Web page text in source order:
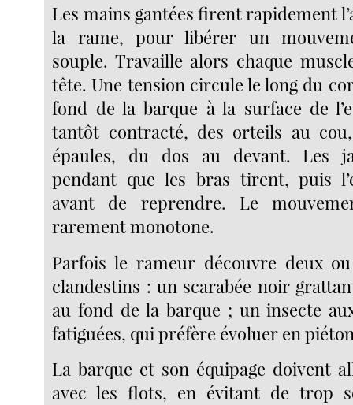
Les mains gantées firent rapidement
la rame, pour libérer un
souple. Travaille alors chaque
tête. Une tension circule le long du
fond de la barque à la surface de
tantôt contracté, des orteils au
épaules, du dos au devant. Les
pendant que les bras tirent, puis
avant de reprendre. Le
rarement monotone.
Parfois le rameur découvre deux
clandestins : un scarabée noir
au fond de la barque ; un insecte
fatiguées, qui préfère évoluer en
La barque et son équipage doivent
avec les flots, en évitant de trop